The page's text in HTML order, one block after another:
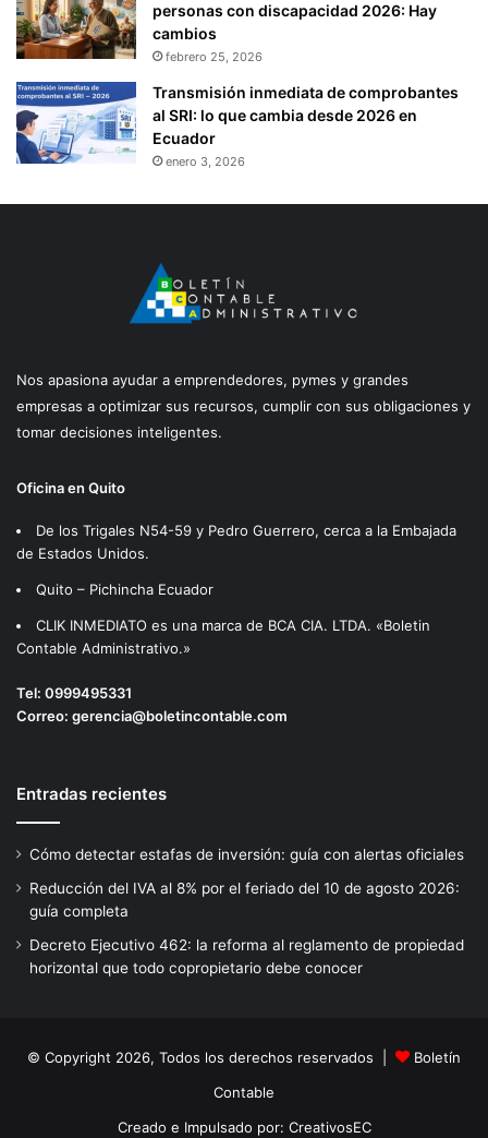
personas con discapacidad 2026: Hay
cambios
febrero 25, 2026
Transmisión inmediata de comprobantes
al SRI: lo que cambia desde 2026 en
Ecuador
enero 3, 2026
Nos apasiona ayudar a emprendedores, pymes y grandes
empresas a optimizar sus recursos, cumplir con sus obligaciones y
tomar decisiones inteligentes.
Oficina en Quito
De los Trigales N54-59 y Pedro Guerrero, cerca a la Embajada
de Estados Unidos.
Quito – Pichincha Ecuador
CLIK INMEDIATO es una marca de BCA CIA. LTDA. «Boletin
Contable Administrativo.»
Tel: 0999495331
Correo: gerencia@boletincontable.com
Entradas recientes
Cómo detectar estafas de inversión: guía con alertas oficiales
Reducción del IVA al 8% por el feriado del 10 de agosto 2026:
guía completa
Decreto Ejecutivo 462: la reforma al reglamento de propiedad
horizontal que todo copropietario debe conocer
© Copyright 2026, Todos los derechos reservados |
Boletín
Contable
Creado e Impulsado por: CreativosEC